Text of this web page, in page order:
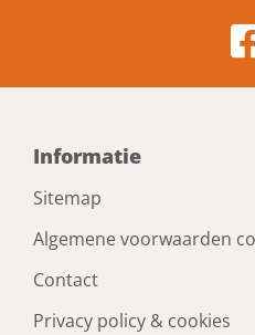
Informatie
Sitemap
Algemene voorwaarden
Contact
Privacy policy & cookies